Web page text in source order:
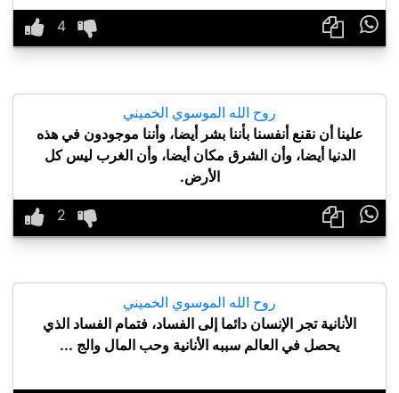

روح الله الموسوي الخميني
علينا أن نقنع أنفسنا بأننا بشر أيضا، وأننا موجودون في هذه
الدنيا أيضا، وأن الشرق مكان أيضا، وأن الغرب ليس كل
الأرض.

روح الله الموسوي الخميني
الأنانية تجر الإنسان دائما إلى الفساد، فتمام الفساد الذي
يحصل في العالم سببه الأنانية وحب المال والج ...